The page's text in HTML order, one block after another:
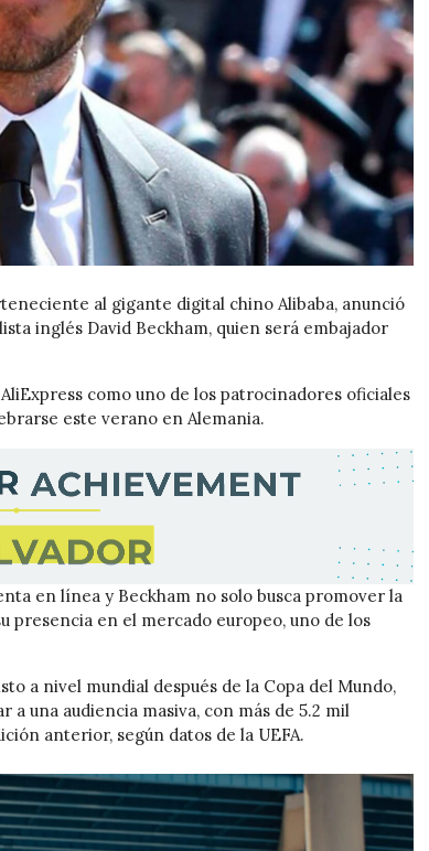
al gigante digital chino Alibaba, anunció
inglés David Beckham, quien será embajador
como uno de los patrocinadores oficiales
este verano en Alemania.
en línea y Beckham no solo busca promover la
presencia en el mercado europeo, uno de los
a nivel mundial después de la Copa del Mundo,
una audiencia masiva, con más de 5.2 mil
anterior, según datos de la UEFA.